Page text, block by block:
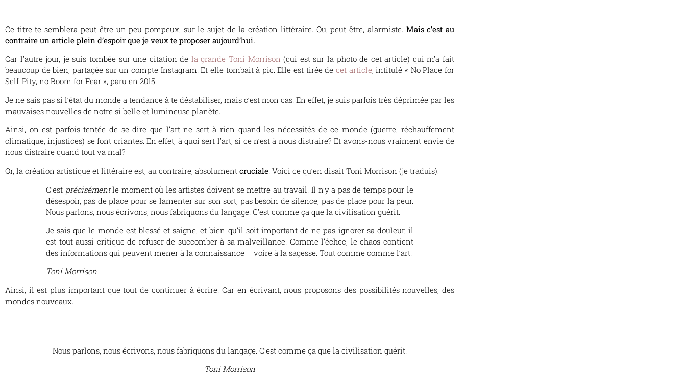
Ce titre te semblera peut-être un peu pompeux, sur le sujet de la création littéraire. Ou, peut-être, alarmiste. Mais c’est au
contraire un article plein d’espoir que je veux te proposer aujourd’hui.
Car l’autre jour, je suis tombée sur une citation de la grande Toni Morrison (qui est sur la photo de cet article) qui m’a fait
beaucoup de bien, partagée sur un compte Instagram. Et elle tombait à pic. Elle est tirée decet article, intitulé « No Place for
Self-Pity, no Room for Fear », paru en 2015.
Je ne sais pas si l’état du monde a tendance à te déstabiliser, mais c’est mon cas. En effet, je suis parfois très déprimée par les
mauvaises nouvelles de notre si belle et lumineuse planète.
Ainsi, on est parfois tentée de se dire que l’art ne sert à rien quand les nécessités de ce monde (guerre, réchauffement
climatique, injustices) se font criantes. En effet, à quoi sert l’art, si ce n’est à nous distraire? Et avons-nous vraiment envie de
nous distraire quand tout va mal?
Or, la création artistique et littéraire est, au contraire, absolument cruciale. Voici ce qu’en disait Toni Morrison (je traduis):
C’est précisémentle moment où les artistes doivent se mettre au travail. Il n’y a pas de temps pour le
désespoir, pas de place pour se lamenter sur son sort, pas besoin de silence, pas de place pour la peur.
Nous parlons, nous écrivons, nous fabriquons du langage. C’est comme ça que la civilisation guérit.
Je sais que le monde est blessé et saigne, et bien qu’il soit important de ne pas ignorer sa douleur, il
est tout aussi critique de refuser de succomber à sa malveillance. Comme l’échec, le chaos contient
des informations qui peuvent mener à la connaissance – voire à la sagesse. Tout comme comme l’art.
Toni Morrison
Ainsi, il est plus important que tout de continuer à écrire. Car en écrivant, nous proposons des possibilités nouvelles, des
mondes nouveaux.
Nous parlons, nous écrivons, nous fabriquons du langage. C’est comme ça que la civilisation guérit.
Toni Morrison